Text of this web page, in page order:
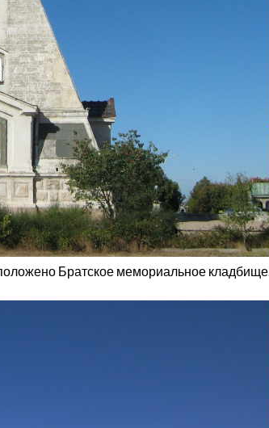
Братское мемориальное кладбище.